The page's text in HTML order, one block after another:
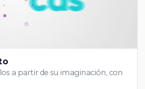
a partir de su imaginación, con